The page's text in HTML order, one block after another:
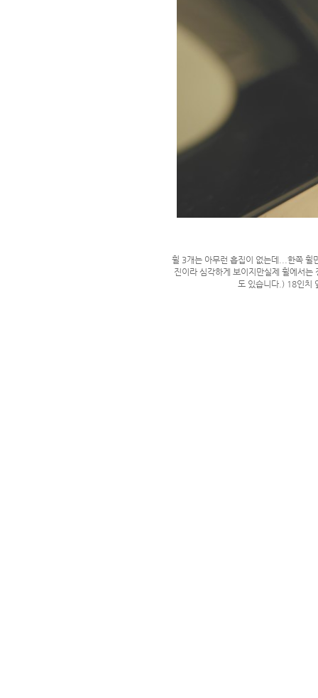
휠 3개는 아무런 흡집이 없는데...한쪽 휠
진이라 심각하게 보이지만실제 휠에서
도 있습니다.) 18인치